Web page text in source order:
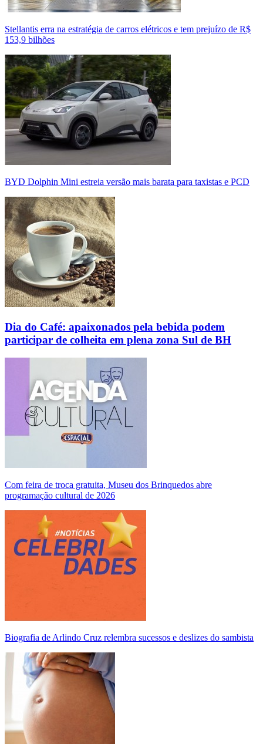
Stellantis erra na estratégia de carros elétricos e tem prejuízo de R$
153,9 bilhões
BYD Dolphin Mini estreia versão mais barata para taxistas e PCD
Dia do Café: apaixonados pela bebida podem
participar de colheita em plena zona Sul de BH
Com feira de troca gratuita, Museu dos Brinquedos abre
programação cultural de 2026
Biografia de Arlindo Cruz relembra sucessos e deslizes do sambista